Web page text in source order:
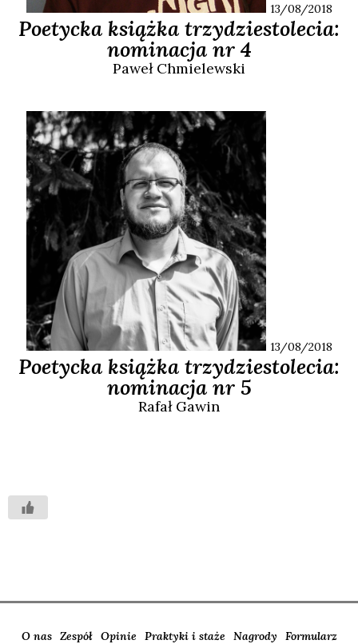
13/08/2018
Poetycka książka trzydziestolecia:
nominacja nr 4
PawełChmielewski
13/08/2018
Poetycka książka trzydziestolecia:
nominacja nr 5
RafałGawin
O nas Zespół Opinie Praktyki i staże Nagrody Formularz